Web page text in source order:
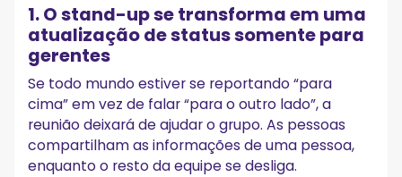
1. O stand-up se transforma em uma
atualização de status somente para
gerentes
Se todo mundo estiver se reportando “para
cima” em vez de falar “para o outro lado”, a
reunião deixará de ajudar o grupo. As pessoas
compartilham as informações de uma pessoa,
enquanto o resto da equipe se desliga.